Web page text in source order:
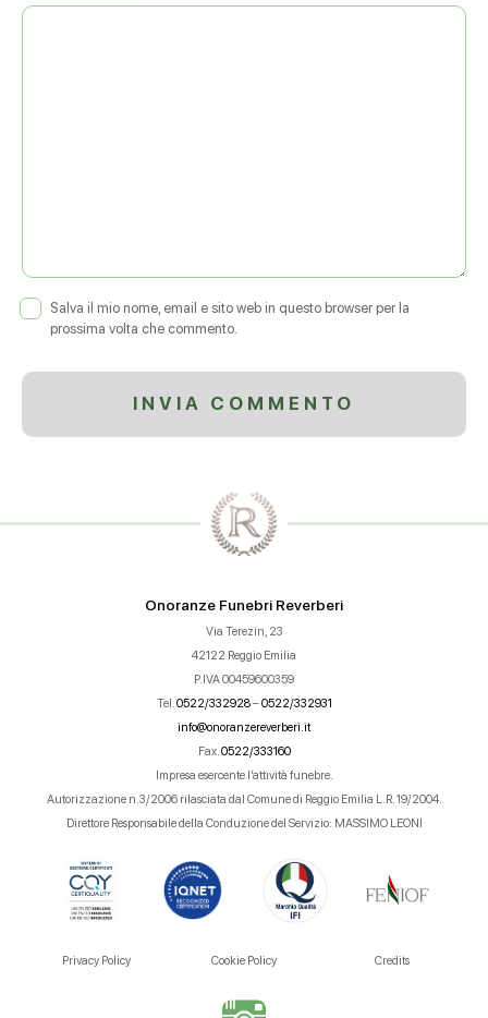
Salva il mio nome, email e sito web in questo browser per la
prossima volta che commento.
Onoranze Funebri Reverberi
Via Terezin, 23
42122 Reggio Emilia
P.IVA 00459600359
Tel. 0522/332928–0522/332931
info@onoranzereverberi.it
Fax. 0522/333160
Impresa esercente l’attività funebre.
Autorizzazione n.3/2006 rilasciata dal Comune di Reggio Emilia L.R. 19/2004.
Direttore Responsabile della Conduzione del Servizio: MASSIMO LEONI
Privacy Policy Cookie Policy Credits